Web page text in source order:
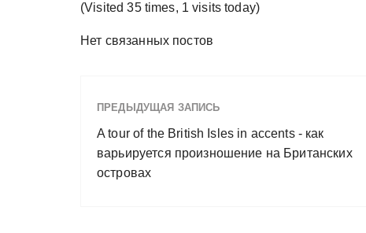
(Visited 35 times, 1 visits today)
Нет связанных постов
ПРЕДЫДУЩАЯ ЗАПИСЬ
A tour of the British Isles in accents - как
варьируется произношение на Британских
островах